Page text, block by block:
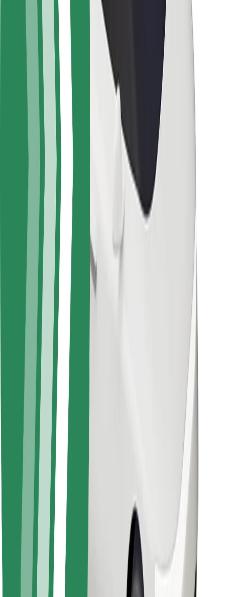
Sərnişin təhlükəsizliyi
Sürücü təhlükəsizliyi
Skuter təhlükəsizliyi
Təhlükəsizlik Laboratoriyası
Şəhərlər
Məkanlar
Şəhər mühiti üçün həllər
Hava limanları
Bolt enerji doldurma stansiyaları
Sərnişinlər üçün
Sürücülər üçün
Kuryerlər üçün
Bolt Food
Avtopark sahibləri üçün
Restoranlar üçün
Biznes üçün Bolt
Təchizatçılar
Qaydalar və Şərtlər
Təhlükəsizlik
Dəqiqələr ərzində gediş əldə et!
Bolt tətbiqini endir
Sevdiyiniz yeməyi tapın!
Bolt Food tətbiqini endir